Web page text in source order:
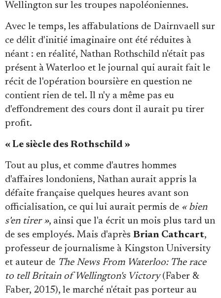
Wellington sur les troupes napoléoniennes.
Avec le temps, les affabulations de Dairnvaell sur
ce délit d'initié imaginaire ont été réduites à
néant : en réalité, Nathan Rothschild n'était pas
présent à Waterloo et le journal qui aurait fait le
récit de l'opération boursière en question ne
contient rien de tel. Il n'y a même pas eu
d'effondrement des cours dont il aurait pu tirer
profit.
« Le siècle des Rothschild »
Tout au plus, et comme d'autres hommes
d'affaires londoniens, Nathan aurait appris la
défaite française quelques heures avant son
officialisation, ce qui lui aurait permis de « bien
s'en tirer », ainsi que l'a écrit un mois plus tard un
de ses employés. Mais d'après Brian Cathcart,
professeur de journalisme à Kingston University
et auteur de The News From Waterloo: The race
to tell Britain of Wellington's Victory(Faber &
Faber, 2015), le marché n'était pas porteur au